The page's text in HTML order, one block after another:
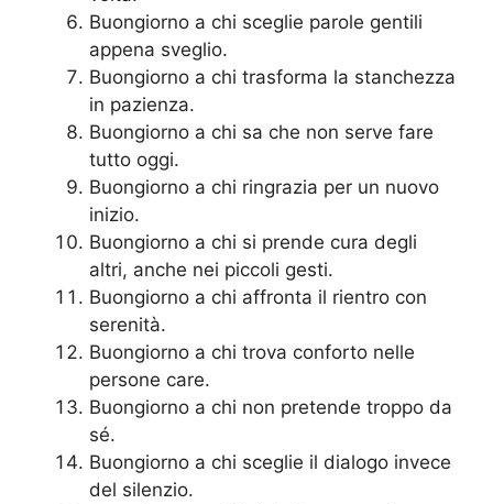
Buongiorno a chi sceglie parole gentili
appena sveglio.
Buongiorno a chi trasforma la stanchezza
in pazienza.
Buongiorno a chi sa che non serve fare
tutto oggi.
Buongiorno a chi ringrazia per un nuovo
inizio.
Buongiorno a chi si prende cura degli
altri, anche nei piccoli gesti.
Buongiorno a chi affronta il rientro con
serenità.
Buongiorno a chi trova conforto nelle
persone care.
Buongiorno a chi non pretende troppo da
sé.
Buongiorno a chi sceglie il dialogo invece
del silenzio.